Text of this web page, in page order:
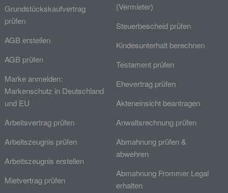
Grundstückskaufvertrag
prüfen
AGB erstellen
AGB prüfen
Marke anmelden:
Markenschutz in Deutschland
und EU
Arbeitsvertrag prüfen
Arbeitszeugnis prüfen
Arbeitszeugnis erstellen
Mietvertrag prüfen
(Vermieter)
Steuerbescheid prüfen
Kindesunterhalt berechnen
Testament prüfen
Ehevertrag prüfen
Akteneinsicht beantragen
Anwaltsrechnung prüfen
Abmahnung prüfen &
abwehren
Abmahnung Frommer Legal
erhalten